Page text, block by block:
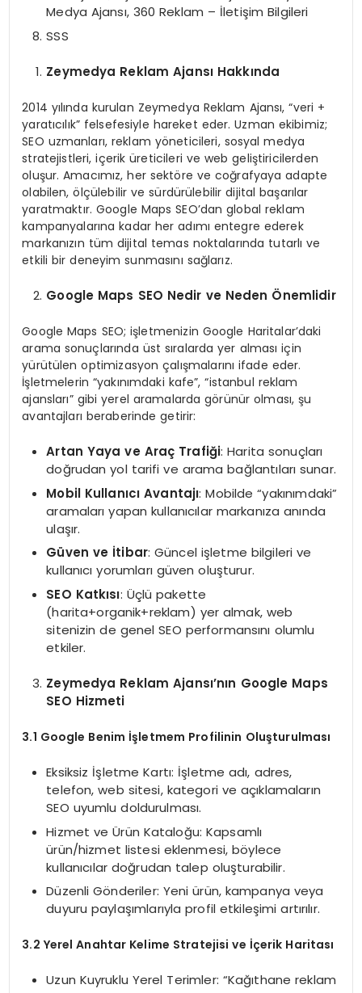
Medya Ajansı, 360 Reklam – İletişim Bilgileri
SSS
Zeymedya Reklam Ajansı Hakkında
2014 yılında kurulan Zeymedya Reklam Ajansı, “veri +
yaratıcılık” felsefesiyle hareket eder. Uzman ekibimiz;
SEO uzmanları, reklam yöneticileri, sosyal medya
stratejistleri, içerik üreticileri ve web geliştiricilerden
oluşur. Amacımız, her sektöre ve coğrafyaya adapte
olabilen, ölçülebilir ve sürdürülebilir dijital başarılar
yaratmaktır. Google Maps SEO’dan global reklam
kampanyalarına kadar her adımı entegre ederek
markanızın tüm dijital temas noktalarında tutarlı ve
etkili bir deneyim sunmasını sağlarız.
Google Maps SEO Nedir ve Neden Önemlidir
Google Maps SEO; işletmenizin Google Haritalar’daki
arama sonuçlarında üst sıralarda yer alması için
yürütülen optimizasyon çalışmalarını ifade eder.
İşletmelerin “yakınımdaki kafe”, “istanbul reklam
ajansları” gibi yerel aramalarda görünür olması, şu
avantajları beraberinde getirir:
Artan Yaya ve Araç Trafiği: Harita sonuçları
doğrudan yol tarifi ve arama bağlantıları sunar.
Mobil Kullanıcı Avantajı: Mobilde “yakınımdaki”
aramaları yapan kullanıcılar markanıza anında
ulaşır.
Güven ve İtibar: Güncel işletme bilgileri ve
kullanıcı yorumları güven oluşturur.
SEO Katkısı: Üçlü pakette
(harita+organik+reklam) yer almak, web
sitenizin de genel SEO performansını olumlu
etkiler.
Zeymedya Reklam Ajansı’nın Google Maps
SEO Hizmeti
3.1 Google Benim İşletmem Profilinin Oluşturulması
Eksiksiz İşletme Kartı: İşletme adı, adres,
telefon, web sitesi, kategori ve açıklamaların
SEO uyumlu doldurulması.
Hizmet ve Ürün Kataloğu: Kapsamlı
ürün/hizmet listesi eklenmesi, böylece
kullanıcılar doğrudan talep oluşturabilir.
Düzenli Gönderiler: Yeni ürün, kampanya veya
duyuru paylaşımlarıyla profil etkileşimi artırılır.
3.2 Yerel Anahtar Kelime Stratejisi ve İçerik Haritası
Uzun Kuyruklu Yerel Terimler: “Kağıthane reklam